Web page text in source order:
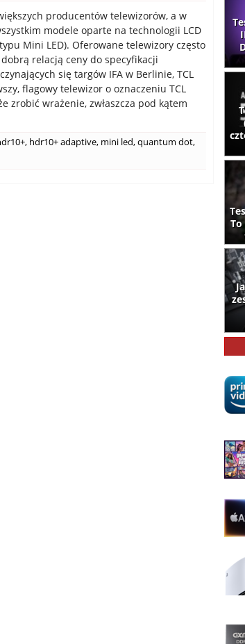
producentów telewizorów, a w
modele oparte na technologii LCD
Mini LED). Oferowane telewizory często
relacją ceny do specyfikacji
się targów IFA w Berlinie, TCL
flagowy telewizor o oznaczeniu TCL
zrobić wrażenie, zwłaszcza pod kątem
, hdr10+ adaptive, mini led,quantum dot,